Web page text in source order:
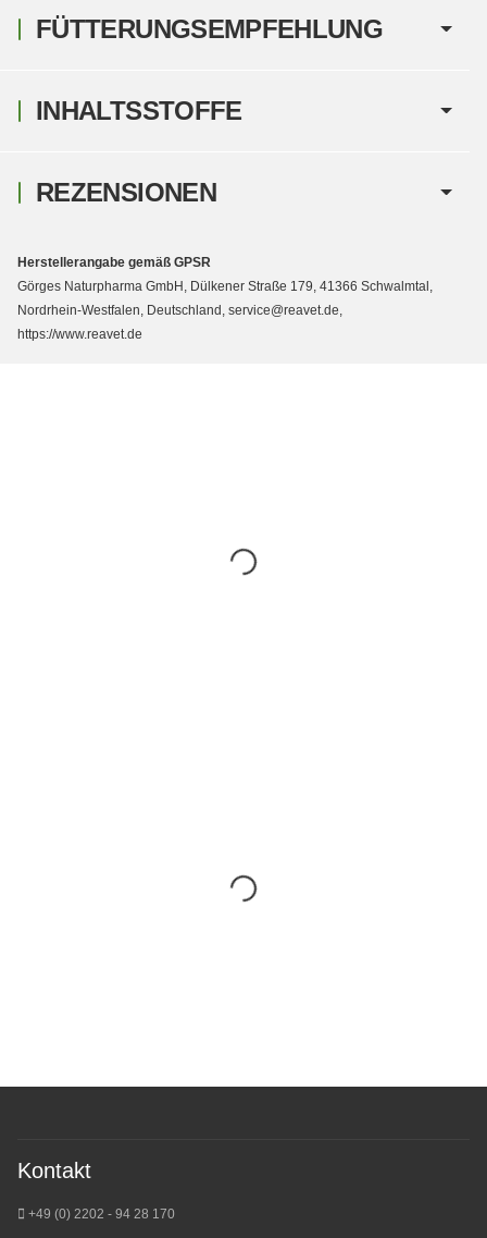
FÜTTERUNGSEMPFEHLUNG
INHALTSSTOFFE
REZENSIONEN
Herstellerangabe gemäß GPSR
Görges Naturpharma GmbH, Dülkener Straße 179, 41366 Schwalmtal,
Nordrhein-Westfalen, Deutschland, service@reavet.de,
https://www.reavet.de
Kontakt
+49 (0) 2202 - 94 28 170